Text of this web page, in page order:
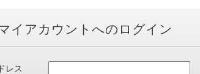
イアカウントへのログイン
レス